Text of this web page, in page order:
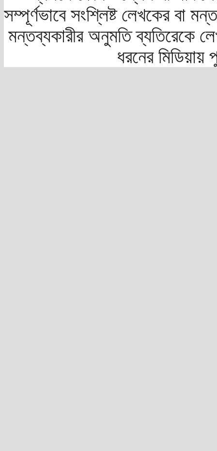
সম্পূর্ণভাবে সংশ্লিষ্ট লেখকের বা
মন্তব্যকারীর অনুমতি ব্যতিরেকে
ধরনের মিডিয়ায়